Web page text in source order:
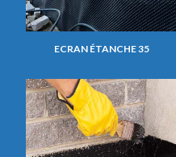
ECRAN ÉTANCHE 35